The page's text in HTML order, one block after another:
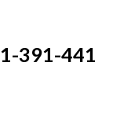
391-441